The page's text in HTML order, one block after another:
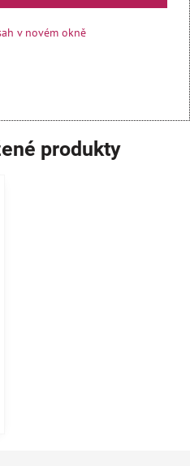
v novém okně
produkty